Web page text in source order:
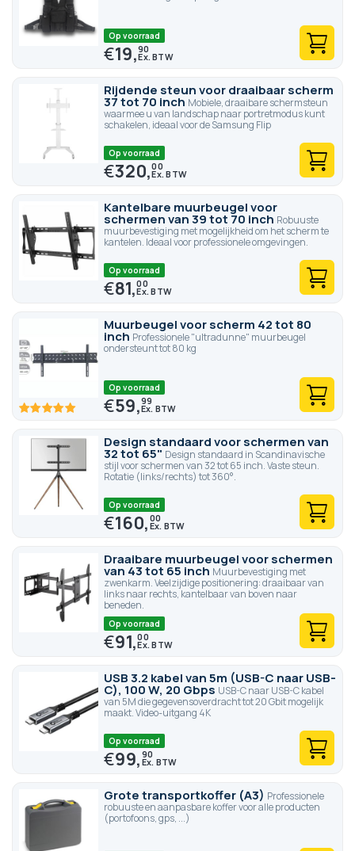
Op voorraad
€19,90
Rijdende steun voor draaibaar scherm
37 tot 70 inch Mobiele, draaibare schermsteun
waarmee u van landschap naar portretmodus kunt
schakelen, ideaal voor de Samsung Flip
Op voorraad
€320,00
Kantelbare muurbeugel voor
schermen van 39 tot 70 inch Robuuste
muurbevestiging met mogelijkheid om het scherm te
kantelen. Ideaal voor professionele omgevingen.
Op voorraad
€81,00
Muurbeugel voor scherm 42 tot 80
inch Professionele "ultradunne" muurbeugel
ondersteunt tot 80 kg
100 100
Op voorraad
€59,99
Design standaard voor schermen van
32 tot 65" Design standaard in Scandinavische
stijl voor schermen van 32 tot 65 inch. Vaste steun.
Rotatie (links/rechts) tot 360°.
Op voorraad
€160,00
Draaibare muurbeugel voor schermen
van 43 tot 65 inch Muurbevestiging met
zwenkarm. Veelzijdige positionering: draaibaar van
links naar rechts, kantelbaar van boven naar
beneden.
Op voorraad
€91,00
USB 3.2 kabel van 5m (USB-C naar USB-
C), 100 W, 20 Gbps USB-C naar USB-C kabel
van 5M die gegevensoverdracht tot 20 Gbit mogelijk
maakt. Video-uitgang 4K
Op voorraad
€99,90
Grote transportkoffer (A3) Professionele
robuuste en aanpasbare koffer voor alle producten
(portofoons, gps, ...)